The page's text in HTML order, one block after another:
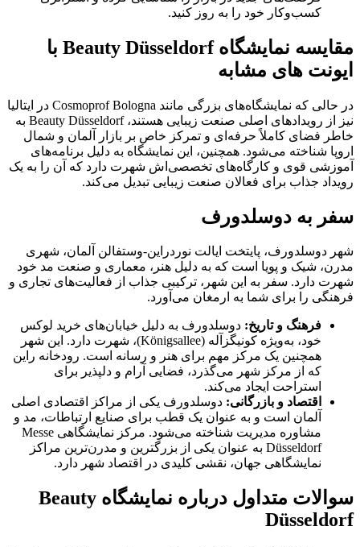
کسب‌وکار خود را به روز کنید.
مقایسه نمایشگاه Beauty Düsseldorf با
ایونت های مشابه
در حالی که نمایشگاه‌های بزرگی مانند Cosmoprof Bologna در ایتالیا
نیز از رویدادهای اصلی صنعت زیبایی هستند، Beauty Düsseldorf به
خاطر فضای کاملاً حرفه‌ای و تمرکز خاص بر بازار آلمان و شمال
اروپا شناخته می‌شود. همچنین، این نمایشگاه به دلیل برنامه‌های
آموزشی قوی و کارگاه‌های تخصصی‌اش شهرت دارد که آن را به یک
رویداد جذاب برای فعالان صنعت زیبایی تبدیل می‌کند.
سفر به دوسلدورف
شهر دوسلدورف، پایتخت ایالت نوردراین-وستفالن آلمان، شهری
مدرن، شیک و پویا است که به دلیل هنر، معماری و صنعت مد خود
شهرت دارد. سفر به این شهر، ترکیبی جذاب از فعالیت‌های تجاری و
فرهنگی را برای شما به ارمغان می‌آورد.
فرهنگ و تاریخ: دوسلدورف به دلیل خیابان‌های خرید لوکس
خود، به‌ویژه کونیگزآله (Königsallee)، شهرت دارد. این شهر
همچنین یک مرکز مهم برای هنر و رسانه است. رودخانه راین
که از مرکز شهر می‌گذرد، فضایی آرام و دلپذیر برای
استراحت ایجاد می‌کند.
اقتصاد و بازرگانی: دوسلدورف یکی از مراکز اقتصادی اصلی
آلمان است و به عنوان یک قطب برای صنایع ارتباطات، مد و
مشاوره مدیریت شناخته می‌شود. مرکز نمایشگاهی Messe
Düsseldorf به عنوان یکی از بزرگترین و مدرن‌ترین مراکز
نمایشگاهی جهان، نقشی کلیدی در اقتصاد شهر دارد.
سوالات متداول درباره نمایشگاه Beauty
Düsseldorf